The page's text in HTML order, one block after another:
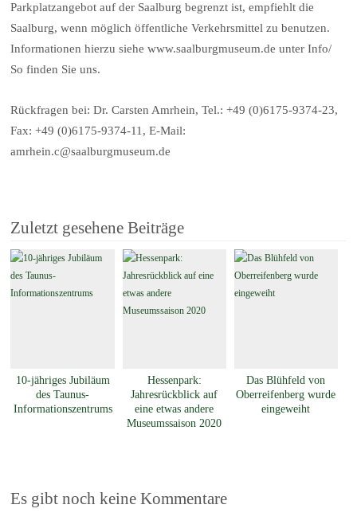
Parkplatzangebot auf der Saalburg begrenzt ist, empfiehlt die
Saalburg, wenn möglich öffentliche Verkehrsmittel zu benutzen.
Informationen hierzu siehe www.saalburgmuseum.de unter Info/
So finden Sie uns.
Rückfragen bei: Dr. Carsten Amrhein, Tel.: +49 (0)6175-9374-23,
Fax: +49 (0)6175-9374-11, E-Mail:
amrhein.c@saalburgmuseum.de
Zuletzt gesehene Beiträge
10-jähriges Jubiläum
des Taunus-
Informationszentrums
Hessenpark:
Jahresrückblick auf
eine etwas andere
Museumssaison 2020
Das Blühfeld von
Oberreifenberg wurde
eingeweiht
Es gibt noch keine Kommentare